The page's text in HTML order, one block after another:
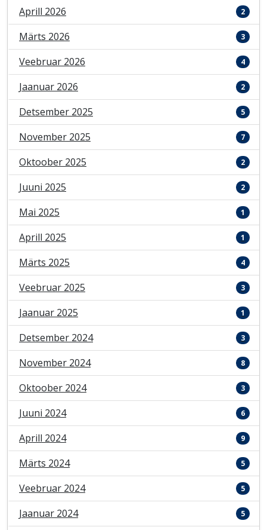
Aprill 2026 2
Märts 2026 3
Veebruar 2026 4
Jaanuar 2026 2
Detsember 2025 5
November 2025 7
Oktoober 2025 2
Juuni 2025 2
Mai 2025 1
Aprill 2025 1
Märts 2025 4
Veebruar 2025 3
Jaanuar 2025 1
Detsember 2024 3
November 2024 8
Oktoober 2024 3
Juuni 2024 6
Aprill 2024 9
Märts 2024 5
Veebruar 2024 5
Jaanuar 2024 5